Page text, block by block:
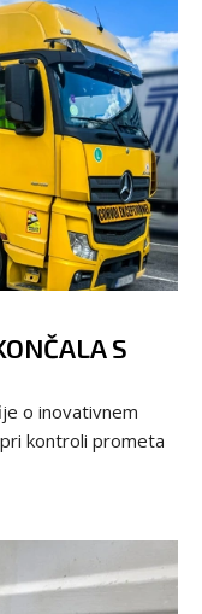
S
o inovativnem
kontroli prometa